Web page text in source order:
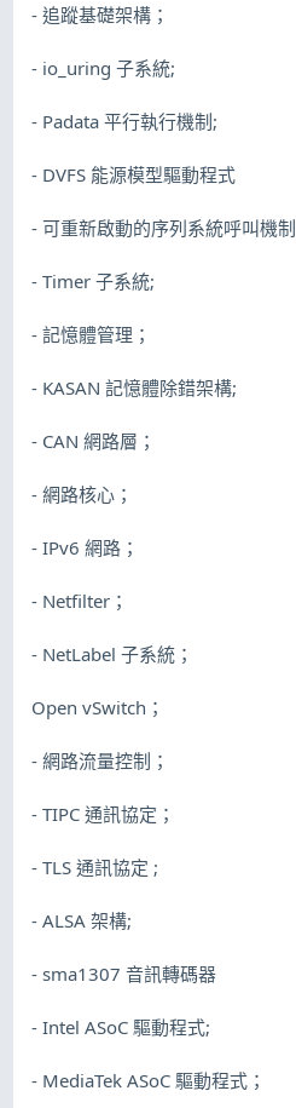
- 追蹤基礎架構；
- io_uring 子系統;
- Padata 平行執行機制;
- DVFS 能源模型驅動程式
- 可重新啟動的序列系統呼叫機制
- Timer 子系統;
- 記憶體管理；
- KASAN 記憶體除錯架構;
- CAN 網路層；
- 網路核心；
- IPv6 網路；
- Netfilter；
- NetLabel 子系統；
Open vSwitch；
- 網路流量控制；
- TIPC 通訊協定；
- TLS 通訊協定 ;
- ALSA 架構;
- sma1307 音訊轉碼器
- Intel ASoC 驅動程式;
- MediaTek ASoC 驅動程式；